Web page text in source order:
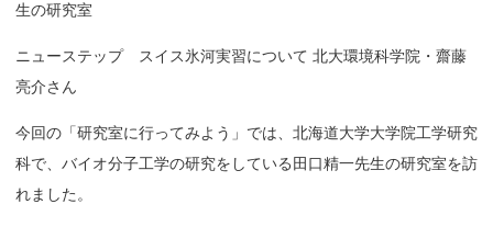
生の研究室
ニューステップ スイス氷河実習について 北大環境科学院・齋藤
亮介さん
今回の「研究室に行ってみよう」では、北海道大学大学院工学研究
科で、バイオ分子工学の研究をしている田口精一先生の研究室を訪
れました。